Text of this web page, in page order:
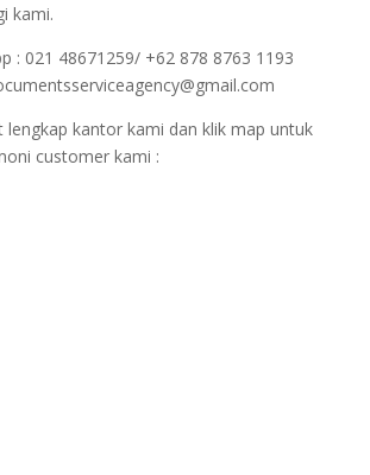
kami.
: 021 48671259/ +62 878 8763 1193
lengkap kantor kami dan klik map untuk
customer kami :